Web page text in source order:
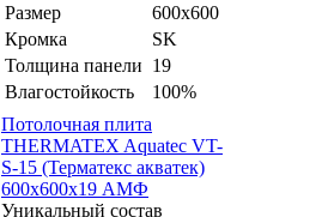
Размер
600x600
Кромка
SK
Толщина панели 19
Влагостойкость
100%
Потолочная плита
THERMATEX Aquatec VT-
S-15 (Терматекс акватек)
600x600x19 АМФ
Уникальный состав